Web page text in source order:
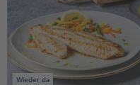
Wieder da